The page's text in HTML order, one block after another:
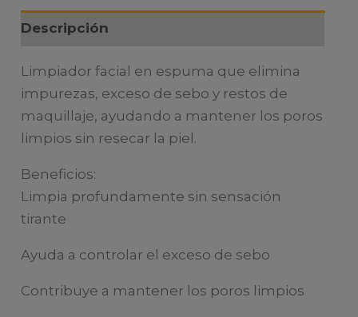
Descripción
Limpiador facial en espuma que elimina
impurezas, exceso de sebo y restos de
maquillaje, ayudando a mantener los poros
limpios sin resecar la piel.
Beneficios:
Limpia profundamente sin sensación
tirante
Ayuda a controlar el exceso de sebo
Contribuye a mantener los poros limpios